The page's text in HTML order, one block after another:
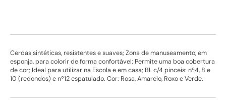
Cerdas sintéticas, resistentes e suaves; Zona de manuseamento, em
esponja, para colorir de forma confortável; Permite uma boa cobertura
de cor; Ideal para utilizar na Escola e em casa; Bl. c/4 pinceis: nº4, 8 e
10 (redondos) e nº12 espatulado. Cor: Rosa, Amarelo, Roxo e Verde.